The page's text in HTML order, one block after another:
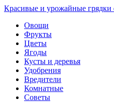
Красивые и урожайные грядки
Овощи
Фрукты
Цветы
Ягоды
Кусты и деревья
Удобрения
Вредители
Комнатные
Советы